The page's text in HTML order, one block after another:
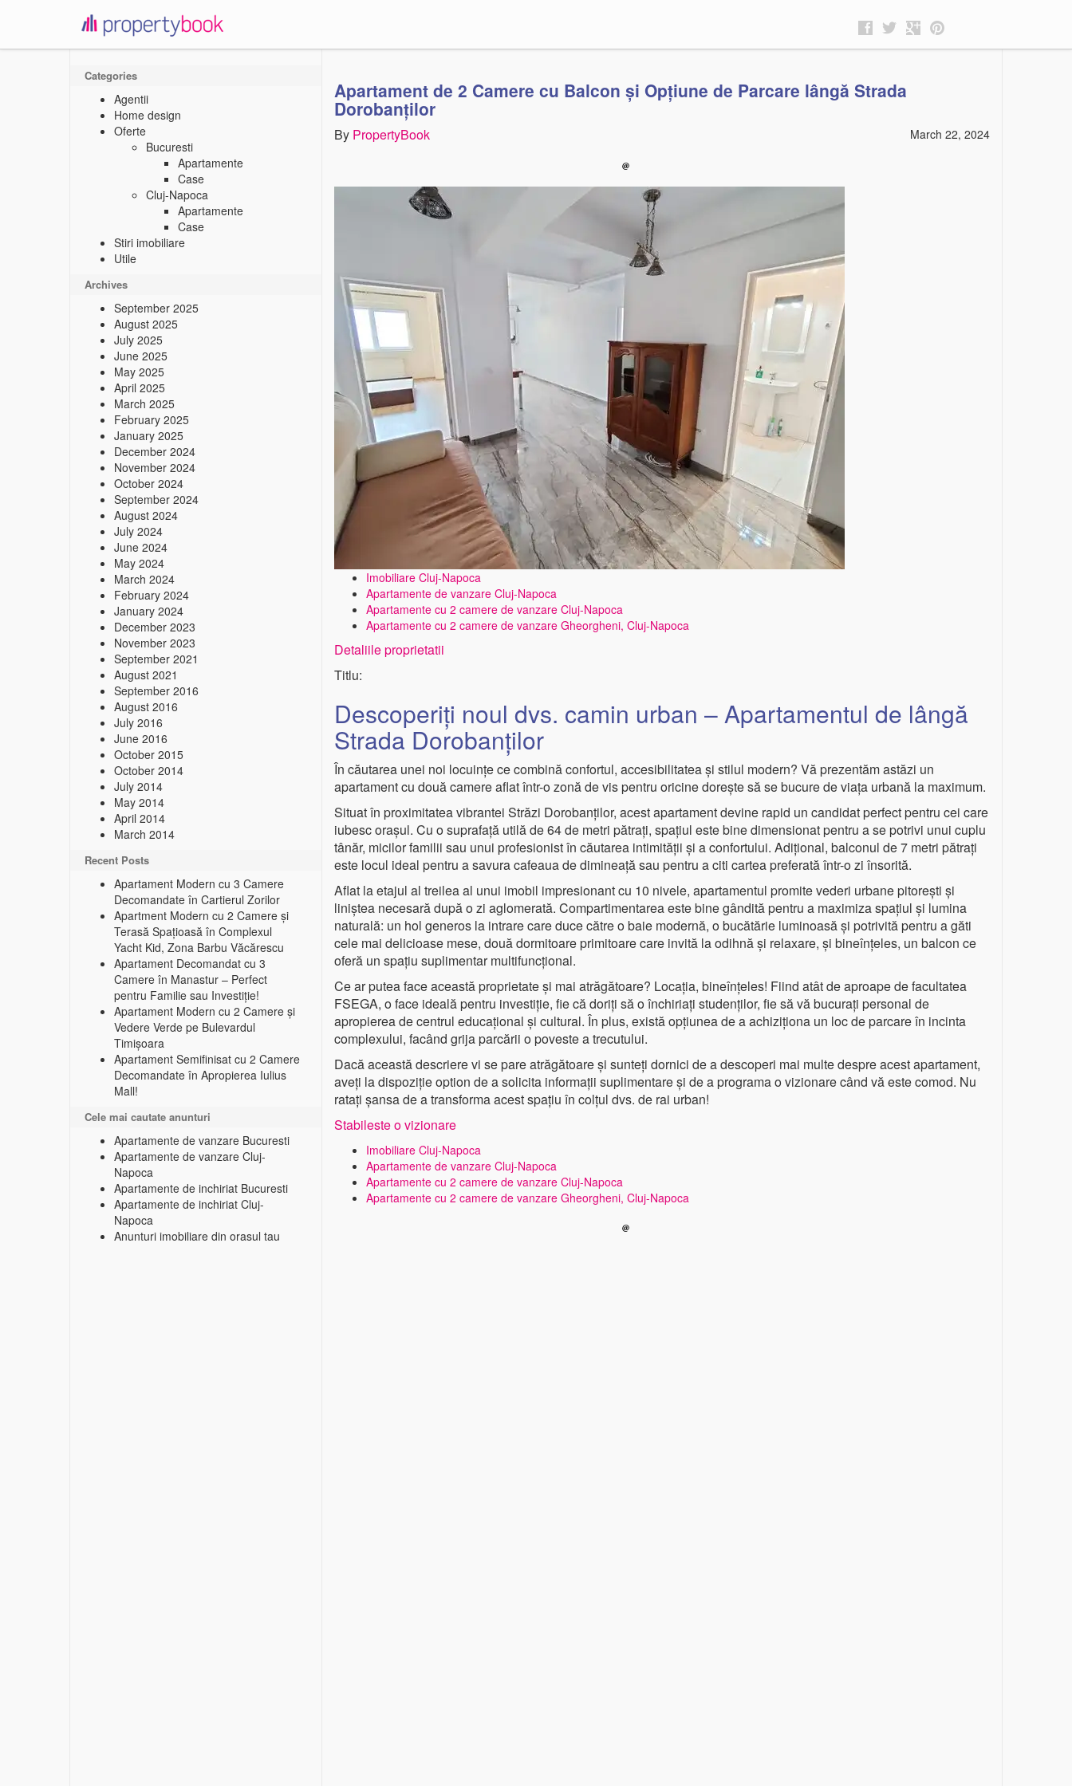
propertybook
Apartament de 2 Camere cu Balcon și Opțiune de Parcare lângă Strada
Dorobanților
March 22, 2024
By PropertyBook
Imobiliare Cluj-Napoca
Apartamente de vanzare Cluj-Napoca
Apartamente cu 2 camere de vanzare Cluj-Napoca
Apartamente cu 2 camere de vanzare Gheorgheni, Cluj-Napoca
Detaliile proprietatii
Titlu:
Descoperiți noul dvs. camin urban – Apartamentul de lângă
Strada Dorobanților
În căutarea unei noi locuințe ce combină confortul, accesibilitatea și stilul modern? Vă prezentăm astăzi un
apartament cu două camere aflat într-o zonă de vis pentru oricine dorește să se bucure de viața urbană la maximum.
Situat în proximitatea vibrantei Străzi Dorobanților, acest apartament devine rapid un candidat perfect pentru cei care
iubesc orașul. Cu o suprafață utilă de 64 de metri pătrați, spațiul este bine dimensionat pentru a se potrivi unui cuplu
tânăr, micilor familii sau unui profesionist în căutarea intimității și a confortului. Adițional, balconul de 7 metri pătrați
este locul ideal pentru a savura cafeaua de dimineață sau pentru a citi cartea preferată într-o zi însorită.
Aflat la etajul al treilea al unui imobil impresionant cu 10 nivele, apartamentul promite vederi urbane pitorești și
liniștea necesară după o zi aglomerată. Compartimentarea este bine gândită pentru a maximiza spațiul și lumina
naturală: un hol generos la intrare care duce către o baie modernă, o bucătărie luminoasă și potrivită pentru a găti
cele mai delicioase mese, două dormitoare primitoare care invită la odihnă și relaxare, și bineînțeles, un balcon ce
oferă un spațiu suplimentar multifuncțional.
Ce ar putea face această proprietate și mai atrăgătoare? Locația, bineînțeles! Fiind atât de aproape de facultatea
FSEGA, o face ideală pentru investiție, fie că doriți să o închiriați studenților, fie să vă bucurați personal de
apropierea de centrul educațional și cultural. În plus, există opțiunea de a achiziționa un loc de parcare în incinta
complexului, facând grija parcării o poveste a trecutului.
Dacă această descriere vi se pare atrăgătoare și sunteți dornici de a descoperi mai multe despre acest apartament,
aveți la dispoziție option de a solicita informații suplimentare și de a programa o vizionare când vă este comod. Nu
ratați șansa de a transforma acest spațiu în colțul dvs. de rai urban!
Stabileste o vizionare
Imobiliare Cluj-Napoca
Apartamente de vanzare Cluj-Napoca
Apartamente cu 2 camere de vanzare Cluj-Napoca
Apartamente cu 2 camere de vanzare Gheorgheni, Cluj-Napoca
Categories
Agentii
Home design
Oferte
Bucuresti
Apartamente
Case
Cluj-Napoca
Apartamente
Case
Stiri imobiliare
Utile
Archives
September 2025
August 2025
July 2025
June 2025
May 2025
April 2025
March 2025
February 2025
January 2025
December 2024
November 2024
October 2024
September 2024
August 2024
July 2024
June 2024
May 2024
March 2024
February 2024
January 2024
December 2023
November 2023
September 2021
August 2021
September 2016
August 2016
July 2016
June 2016
October 2015
October 2014
July 2014
May 2014
April 2014
March 2014
Recent Posts
Apartament Modern cu 3 Camere
Decomandate în Cartierul Zorilor
Apartment Modern cu 2 Camere și
Terasă Spațioasă în Complexul
Yacht Kid, Zona Barbu Văcărescu
Apartament Decomandat cu 3
Camere în Manastur – Perfect
pentru Familie sau Investiție!
Apartament Modern cu 2 Camere și
Vedere Verde pe Bulevardul
Timișoara
Apartament Semifinisat cu 2 Camere
Decomandate în Apropierea Iulius
Mall!
Cele mai cautate anunturi
Apartamente de vanzare Bucuresti
Apartamente de vanzare Cluj-
Napoca
Apartamente de inchiriat Bucuresti
Apartamente de inchiriat Cluj-
Napoca
Anunturi imobiliare din orasul tau